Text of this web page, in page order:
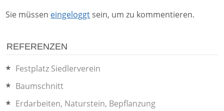
Sie müssen eingeloggt sein, um zu kommentieren.
REFERENZEN
Festplatz Siedlerverein
Baumschnitt
Erdarbeiten, Naturstein, Bepflanzung